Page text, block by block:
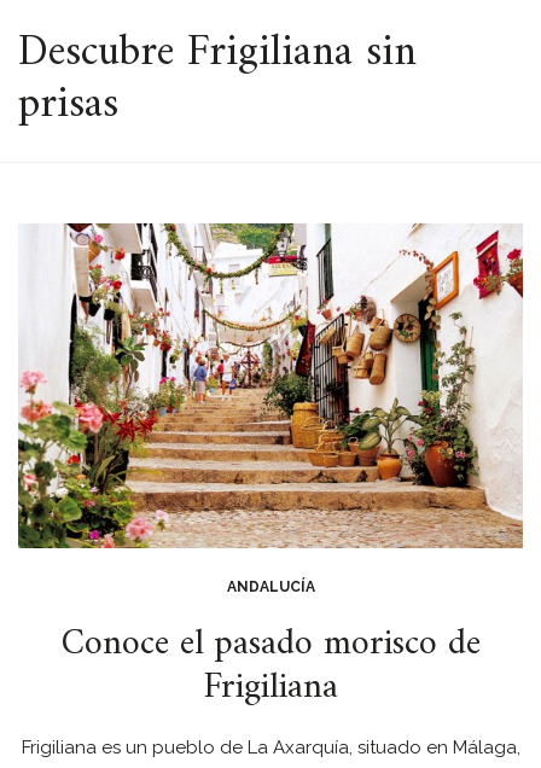
ESPACIO
Descubre Frigiliana sin
prisas
ANDALUCÍA
Conoce el pasado morisco de
Frigiliana
Frigiliana es un pueblo de La Axarquía, situado en Málaga,